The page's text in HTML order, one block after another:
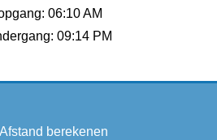
06:10 AM
09:14 PM
Afstand berekenen